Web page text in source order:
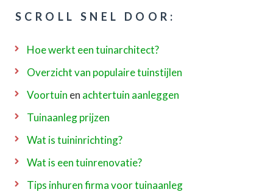
SCROLL SNEL DOOR:
Hoe werkt een tuinarchitect?
Overzicht van populaire tuinstijlen
Voortuin en achtertuin aanleggen
Tuinaanleg prijzen
Wat is tuininrichting?
Wat is een tuinrenovatie?
Tips inhuren firma voor tuinaanleg